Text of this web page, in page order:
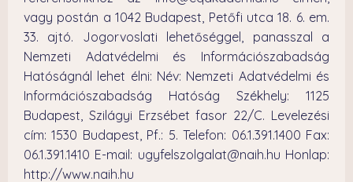
vagy postán a 1042 Budapest, Petőfi utca 18. 6. em.
33. ajtó. Jogorvoslati lehetőséggel, panasszal a
Nemzeti Adatvédelmi és Információszabadság
Hatóságnál lehet élni: Név: Nemzeti Adatvédelmi és
Információszabadság Hatóság Székhely: 1125
Budapest, Szilágyi Erzsébet fasor 22/C. Levelezési
cím: 1530 Budapest, Pf.: 5. Telefon: 06.1.391.1400 Fax:
06.1.391.1410 E-mail: ugyfelszolgalat@naih.hu Honlap:
http://www.naih.hu